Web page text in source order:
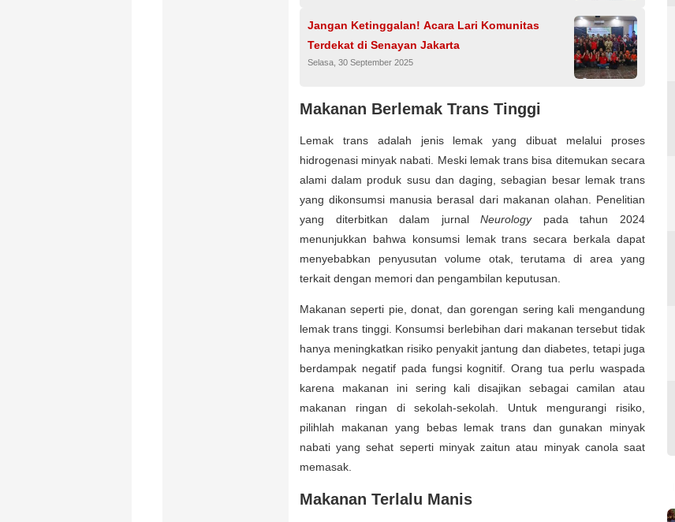
Jangan Ketinggalan! Acara Lari Komunitas
Terdekat di Senayan Jakarta
Selasa, 30 September 2025
Makanan Berlemak Trans Tinggi
Lemak trans adalah jenis lemak yang dibuat melalui proses
hidrogenasi minyak nabati. Meski lemak trans bisa ditemukan secara
alami dalam produk susu dan daging, sebagian besar lemak trans
yang dikonsumsi manusia berasal dari makanan olahan. Penelitian
yang diterbitkan dalam jurnalNeurologypada tahun 2024
menunjukkan bahwa konsumsi lemak trans secara berkala dapat
menyebabkan penyusutan volume otak, terutama di area yang
terkait dengan memori dan pengambilan keputusan.
Makanan seperti pie, donat, dan gorengan sering kali mengandung
lemak trans tinggi. Konsumsi berlebihan dari makanan tersebut tidak
hanya meningkatkan risiko penyakit jantung dan diabetes, tetapi juga
berdampak negatif pada fungsi kognitif. Orang tua perlu waspada
karena makanan ini sering kali disajikan sebagai camilan atau
makanan ringan di sekolah-sekolah. Untuk mengurangi risiko,
pilihlah makanan yang bebas lemak trans dan gunakan minyak
nabati yang sehat seperti minyak zaitun atau minyak canola saat
memasak.
Makanan Terlalu Manis